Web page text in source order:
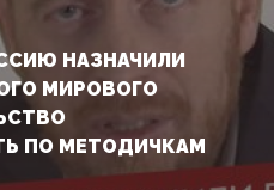
НАЗНАЧИЛИ
МИРОВОГО
ПО МЕТОДИЧКАМ